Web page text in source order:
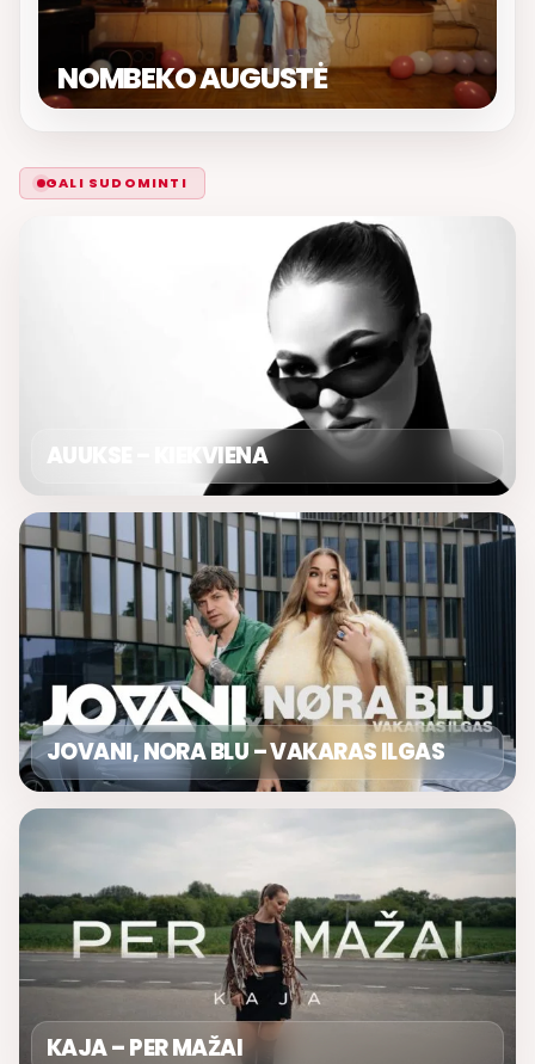
NOMBEKO AUGUSTĖ
GALI SUDOMINTI
AUUKSE – KIEKVIENA
JOVANI, NORA BLU – VAKARAS ILGAS
KAJA – PER MAŽAI